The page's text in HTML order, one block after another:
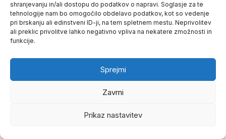
shranjevanju in/ali dostopu do podatkov o napravi. Soglasje za te
tehnologije nam bo omogočilo obdelavo podatkov, kot so vedenje
pri brskanju ali edinstveni ID-ji, na tem spletnem mestu. Neprivolitev
ali preklic privolitve lahko negativno vpliva na nekatere zmožnosti in
funkcije.
Sprejmi
Zavrni
Prikaz nastavitev
Copyright © 2026 odpravi.se | Powered by